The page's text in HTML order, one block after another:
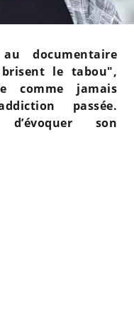
documentaire
le tabou",
comme jamais
passée.
son